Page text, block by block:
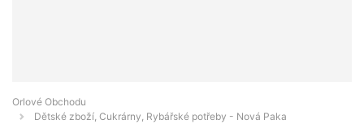
Orlové Obchodu
Dětské zboží, Cukrárny, Rybářské potřeby - Nová Paka